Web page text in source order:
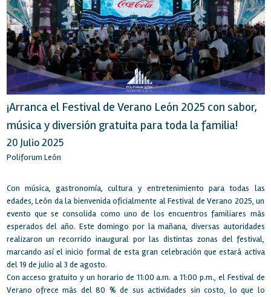
¡Arranca el Festival de Verano León 2025 con sabor,
música y diversión gratuita para toda la familia!
20 Julio 2025
Poliforum León
Con música, gastronomía, cultura y entretenimiento para todas las
edades, León da la bienvenida oficialmente al Festival de Verano 2025, un
evento que se consolida como uno de los encuentros familiares más
esperados del año. Este domingo por la mañana, diversas autoridades
realizaron un recorrido inaugural por las distintas zonas del festival,
marcando así el inicio formal de esta gran celebración que estará activa
del 19 de julio al 3 de agosto.
Con acceso gratuito y un horario de 11:00 a.m. a 11:00 p.m., el Festival de
Verano ofrece más del 80 % de sus actividades sin costo, lo que lo